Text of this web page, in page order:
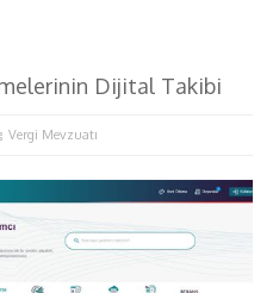
Dijital Takibi
Vergi Mevzuatı